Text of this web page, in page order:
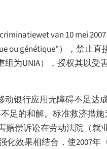
van 10 mei 2007
ou génétique"），禁止直
为UNIA），授权其以
银行应用无障碍不足达
足的和解。标准救济措
赔偿诉讼在劳动法院（就
效果相结合，使2007